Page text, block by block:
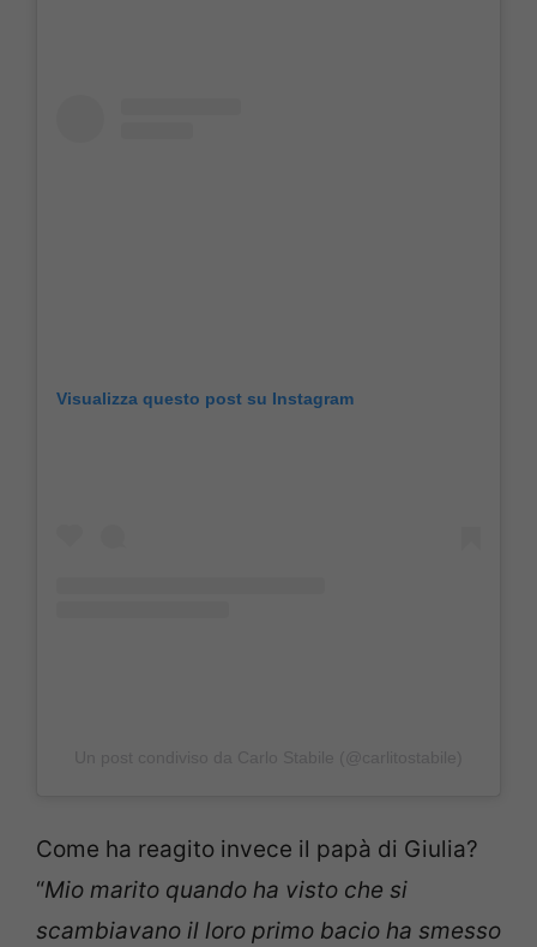
Visualizza questo post su Instagram
Come ha reagito invece il papà di Giulia?
“Mio marito quando ha visto che si
scambiavano il loro primo bacio ha smesso